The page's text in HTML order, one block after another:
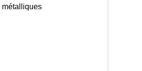
métalliques